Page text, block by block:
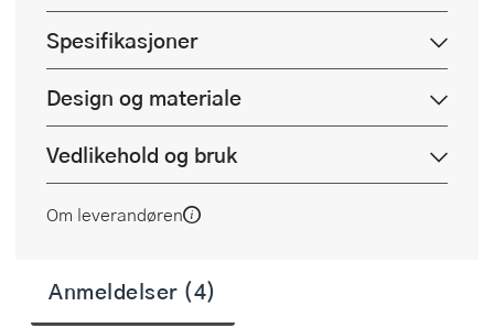
Spesifikasjoner
Design og materiale
Vedlikehold og bruk
Om leverandøren
Anmeldelser (4)